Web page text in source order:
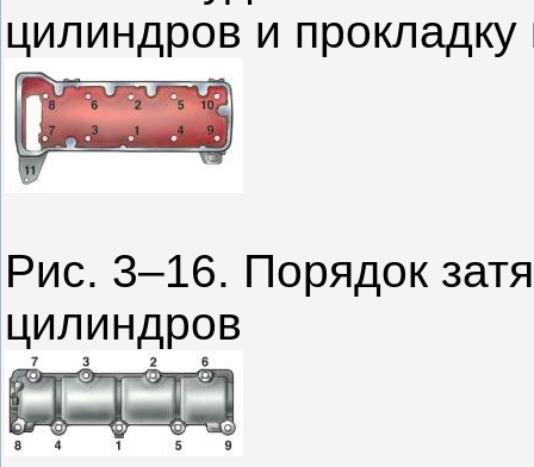
цилиндров и
Рис. 3–16. Порядок
цилиндров